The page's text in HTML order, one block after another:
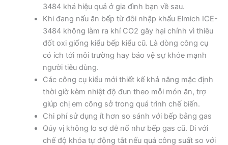
3484 khá hiệu quả ở gia đình bạn về sau.
Khi đang nấu ăn bếp từ đôi nhập khẩu Elmich ICE-
3484 không làm ra khí CO2 gây hại chính vì thiêu
đốt oxi giống kiểu bếp kiểu cũ. Là dòng công cụ
có ích tới môi trường hay bảo vệ sự khỏe mạnh
người tiêu dùng.
Các công cụ kiểu mới thiết kế khả năng mặc định
thời giờ kèm nhiệt độ đun theo mỗi món ăn, trợ
giúp chị em công sở trong quá trình chế biến.
Chi phí sử dụng ít hơn so sánh với bếp bằng gas
Qúy vị không lo sợ dễ nổ như bếp gas cũ. Đi với
chế độ khóa tự động tắt nếu quá công suất so với